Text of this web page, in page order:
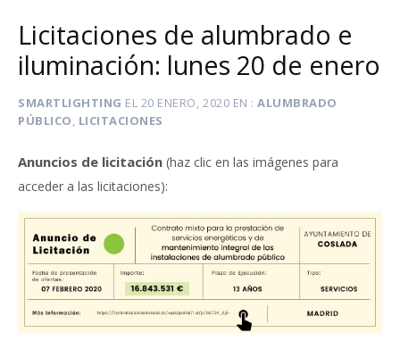
Licitaciones de alumbrado e
iluminación: lunes 20 de enero
SMARTLIGHTING EL 20 ENERO, 2020 EN
ALUMBRADO
PÚBLICO, LICITACIONES
Anuncios de licitación (haz clic en las imágenes para
acceder a las licitaciones):